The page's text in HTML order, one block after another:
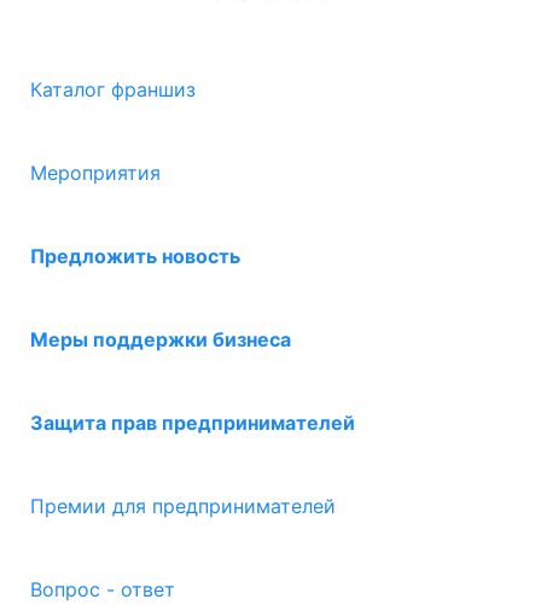
Каталог франшиз
Мероприятия
Предложить новость
Меры поддержки бизнеса
Защита прав предпринимателей
Премии для предпринимателей
Вопрос - ответ